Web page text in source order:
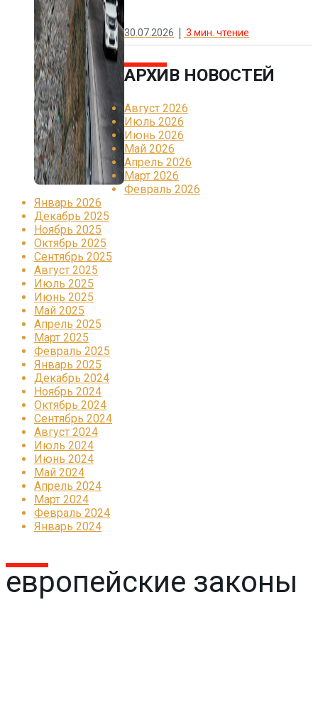
30.07.2026 3 мин. чтение
АРХИВ НОВОСТЕЙ
Август 2026
Июль 2026
Июнь 2026
Май 2026
Апрель 2026
Март 2026
Февраль 2026
Январь 2026
Декабрь 2025
Ноябрь 2025
Октябрь 2025
Сентябрь 2025
Август 2025
Июль 2025
Июнь 2025
Май 2025
Апрель 2025
Март 2025
Февраль 2025
Январь 2025
Декабрь 2024
Ноябрь 2024
Октябрь 2024
Сентябрь 2024
Август 2024
Июль 2024
Июнь 2024
Май 2024
Апрель 2024
Март 2024
Февраль 2024
Январь 2024
европейские законы